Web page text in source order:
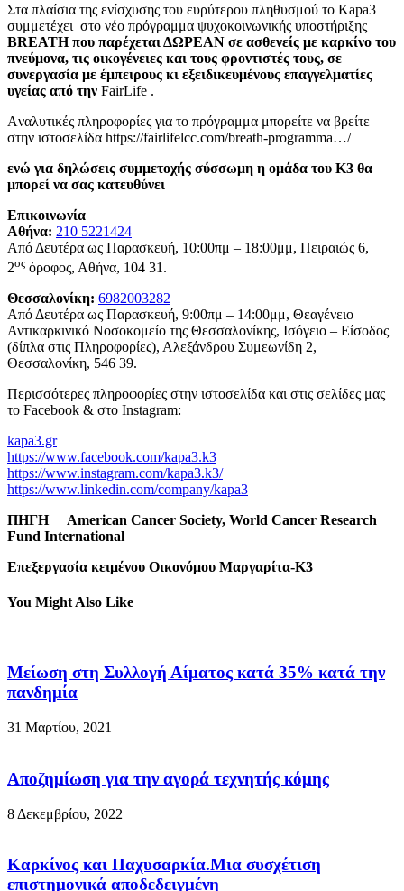
Στα πλαίσια της ενίσχυσης του ευρύτερου πληθυσμού το Kapa3
συμμετέχει στο νέο πρόγραμμα ψυχοκοινωνικής υποστήριξης |
BREATH που παρέχεται ΔΩΡΕΑΝ σε ασθενείς με καρκίνο του
πνεύμονα, τις οικογένειες και τους φροντιστές τους, σε
συνεργασία με έμπειρους κι εξειδικευμένους επαγγελματίες
υγείας από την FairLife .
Aναλυτικές πληροφορίες για το πρόγραμμα μπορείτε να βρείτε
στην ιστοσελίδα https://fairlifelcc.com/breath-programma…/
ενώ για δηλώσεις συμμετοχής σύσσωμη η ομάδα του Κ3 θα
μπορεί να σας κατευθύνει
Επικοινωνία
Αθήνα: 210 5221424
Από Δευτέρα ως Παρασκευή, 10:00πμ – 18:00μμ, Πειραιώς 6,
2ος όροφος, Αθήνα, 104 31.
Θεσσαλονίκη: 6982003282
Από Δευτέρα ως Παρασκευή, 9:00πμ – 14:00μμ, Θεαγένειο
Αντικαρκινικό Νοσοκομείο της Θεσσαλονίκης, Ισόγειο – Είσοδος
(δίπλα στις Πληροφορίες), Αλεξάνδρου Συμεωνίδη 2,
Θεσσαλονίκη, 546 39.
Περισσότερες πληροφορίες στην ιστοσελίδα και στις σελίδες μας
το Facebook & στο Instagram:
kapa3.gr
https://www.facebook.com/kapa3.k3
https://www.instagram.com/kapa3.k3/
https://www.linkedin.com/company/kapa3
ΠΗΓΗ American Cancer Society, World Cancer Research
Fund International
Επεξεργασία κειμένου Οικονόμου Μαργαρίτα-Κ3
You Might Also Like
Μείωση στη Συλλογή Αίματος κατά 35% κατά την
πανδημία
31 Μαρτίου, 2021
Αποζημίωση για την αγορά τεχνητής κόμης
8 Δεκεμβρίου, 2022
Καρκίνος και Παχυσαρκία.Μια συσχέτιση
επιστημονικά αποδεδειγμένη